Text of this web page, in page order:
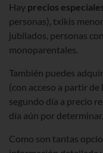
Hay precios
personas), txikis
jubilados, personas
monoparentales.
También puedes
(con acceso a partir
segundo día a precio
día aún por determinar.
Como son tantas